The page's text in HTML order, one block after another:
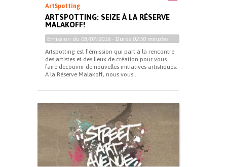
ArtSpotting
ARTSPOTTING: SEIZE À LA RÉSERVE
MALAKOFF!
Emission du 08/07/2016 - Durée 02:30 minutes
Artspotting est l’émission qui part à la rencontre
des artistes et des lieux de création pour vous
faire découvrir de nouvelles initiatives artistiques.
A la Réserve Malakoff, nous vous...